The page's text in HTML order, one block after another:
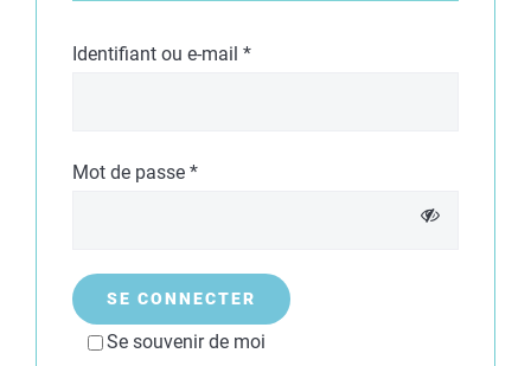
Identifiant ou e-mail *Obligatoire
Mot de passe *Obligatoire
Se souvenir de moi
SE CONNECTER